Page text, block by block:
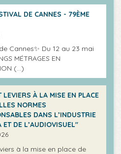
DE CANNES - 79ÈME
Cannes✨ Du 12 au 23 mai
MÉTRAGES EN
(…)
LEVIERS À LA MISE EN PLACE
NORMES
DANS L’INDUSTRIE
ET DE L’AUDIOVISUEL"
à la mise en place de